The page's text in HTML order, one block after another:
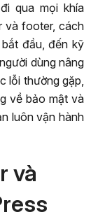
qua mọi khía
và footer, cách
đầu, đến kỹ
dùng nâng
lỗi thường gặp,
về bảo mật và
luôn vận hành
và